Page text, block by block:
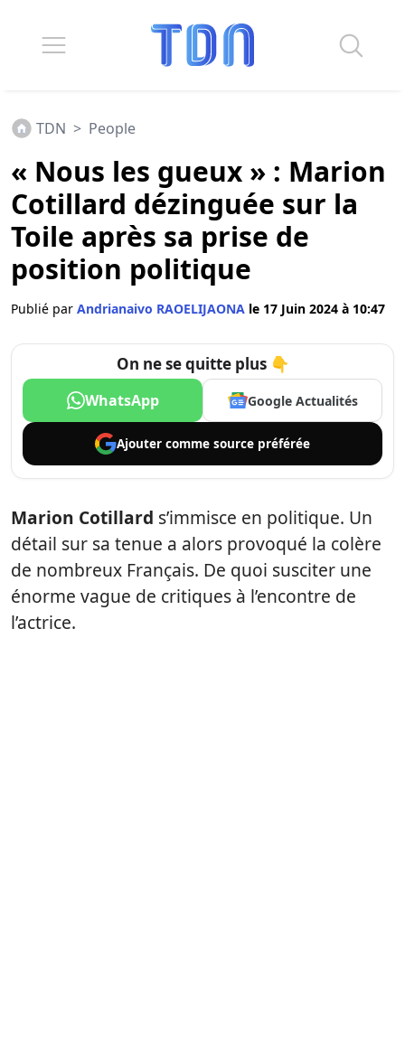
TDN > People
« Nous les gueux » : Marion
Cotillard dézinguée sur la
Toile après sa prise de
position politique
Publié par Andrianaivo RAOELIJAONA le 17 Juin 2024 à 10:47
On ne se quitte plus 👇
WhatsApp Google Actualités
Ajouter comme source préférée
Marion Cotillard s’immisce en politique. Un
détail sur sa tenue a alors provoqué la colère
de nombreux Français. De quoi susciter une
énorme vague de critiques à l’encontre de
l’actrice.